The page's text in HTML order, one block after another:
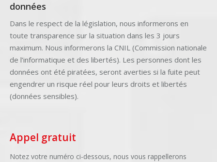
données
Dans le respect de la législation, nous informerons en
toute transparence sur la situation dans les 3 jours
maximum. Nous informerons la CNIL (Commission nationale
de l’informatique et des libertés). Les personnes dont les
données ont été piratées, seront averties si la fuite peut
engendrer un risque réel pour leurs droits et libertés
(données sensibles).
Appel gratuit
Notez votre numéro ci-dessous, nous vous rappellerons